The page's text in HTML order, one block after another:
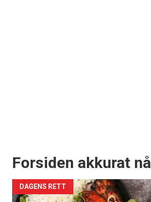
Forsiden akkurat nå
DAGENS RETT